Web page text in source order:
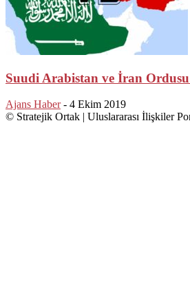
Suudi Arabistan ve İran Ordusu
Ajans Haber - 4 Ekim 2019
© Stratejik Ortak | Uluslararası İlişkiler